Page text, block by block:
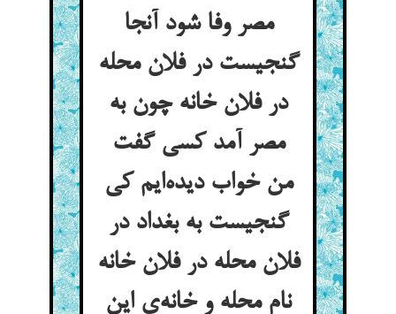
مصر وفا شود آنجا
گنجیست در فلان محله
در فلان خانه چون به
مصر آمد کسی گفت
من خواب دیده‌ایم کی
گنجیست به بغداد در
فلان محله در فلان خانه
نام محله و خانه‌ی این